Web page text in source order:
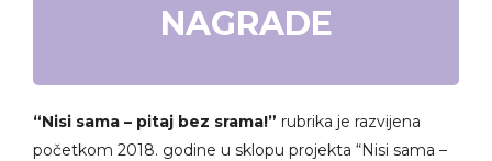
NAGRADE
“Nisi sama – pitaj bez srama!” rubrika je razvijena
početkom 2018. godine u sklopu projekta “Nisi sama –